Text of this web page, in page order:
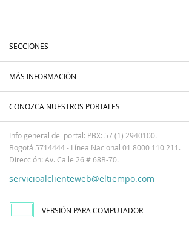
SECCIONES
MÁS INFORMACIÓN
CONOZCA NUESTROS PORTALES
Info general del portal: PBX: 57 (1) 2940100.
Bogotá 5714444 - Línea Nacional 01 8000 110 211.
Dirección: Av. Calle 26 # 68B-70.
servicioalclienteweb@eltiempo.com
VERSIÓN PARA COMPUTADOR